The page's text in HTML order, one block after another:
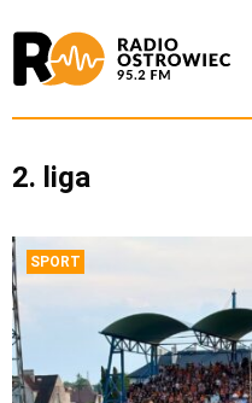
2. liga
SPORT